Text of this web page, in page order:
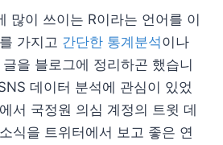
많이 쓰이는 R이라는 언어를 이
가지고 간단한 통계분석이나
을 블로그에 정리하곤 했습니
데이터 분석에 관심이 있었
서 국정원 의심 계정의 트윗 데
식을 트위터에서 보고 좋은 연